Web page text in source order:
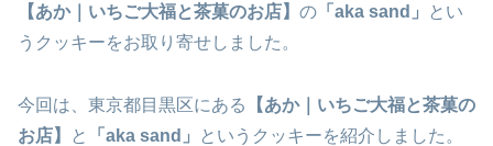
【あか｜いちご大福と茶菓のお店】 の 「aka sand」
とい
うクッキーをお取り寄せしました。
今回は、東京都目黒区にある
【あか｜いちご大福と茶菓の
お店】
と 「aka sand」 というクッキーを紹介しました。